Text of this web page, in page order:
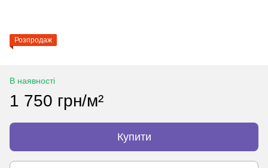
Розпродаж
В наявності
1 750 грн/м²
Купити